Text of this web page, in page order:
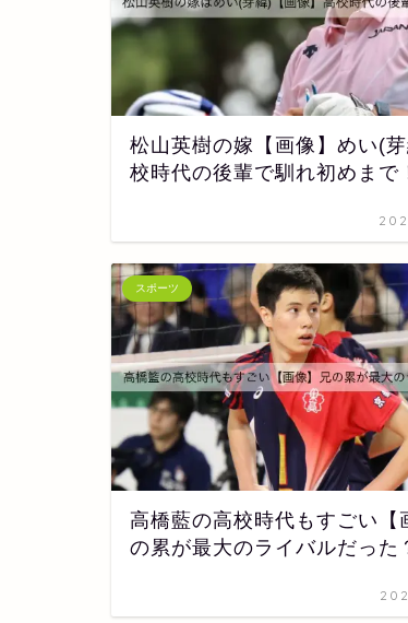
松山英樹の嫁【画像】めい(
校時代の後輩で馴れ初めまで
スポーツ
高橋藍の高校時代もすごい【
の累が最大のライバルだった